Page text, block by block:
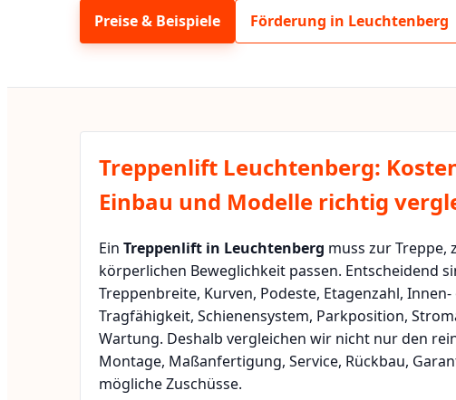
Preise & Beispiele Förderung in Leuchtenberg
Treppenlift Leuchtenberg:
Einbau und Modelle richtig
Ein Treppenlift in Leuchtenberg muss zur
körperlichen Beweglichkeit passen. Entscheidend
Treppenbreite, Kurven, Podeste, Etagenzahl,
Tragfähigkeit, Schienensystem, Parkposition,
Wartung. Deshalb vergleichen wir nicht nur den
Montage, Maßanfertigung, Service, Rückbau,
mögliche Zuschüsse.